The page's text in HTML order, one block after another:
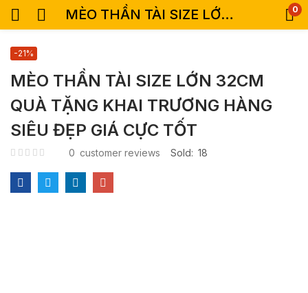
MÈO THẦN TÀI SIZE LỚN 32CM QUÀ TẶNG KHAI TRƯƠNG HÀNG SIÊU ĐẸP GIÁ CỰC TỐT 0
MÈO THẦN TÀI SIZE LỚN 32CM
QUÀ TẶNG KHAI TRƯƠNG HÀNG
SIÊU ĐẸP GIÁ CỰC TỐT
-21%
0 customer reviews Sold: 18